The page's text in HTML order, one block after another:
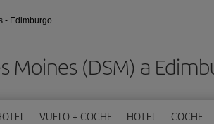
- Edimburgo
Moines (DSM) a
VUELO + COCHE HOTEL COCHE